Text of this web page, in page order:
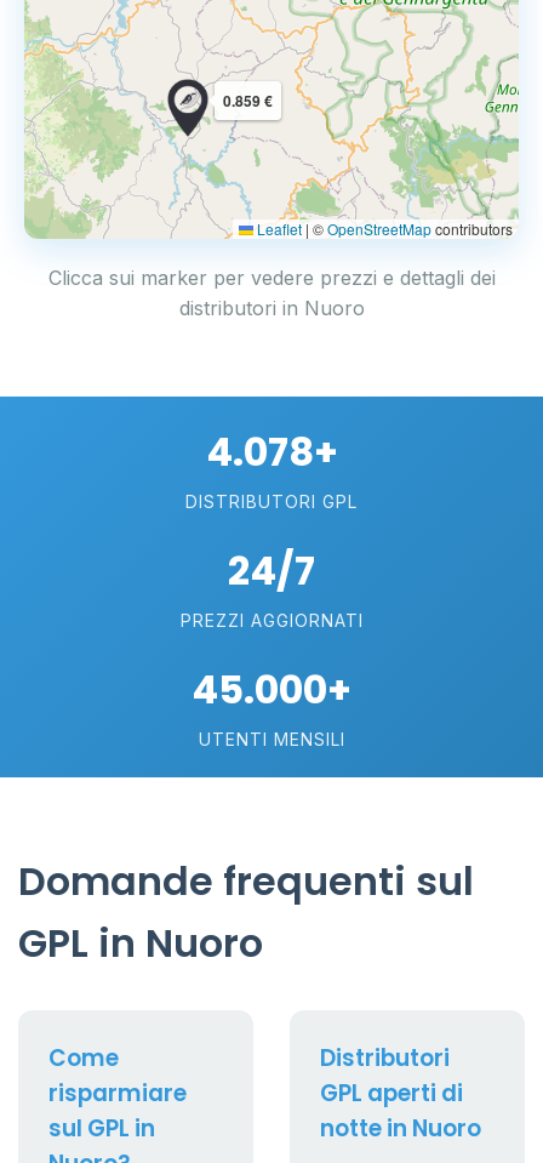
0.859 €
Leaflet | ©OpenStreetMapcontributors
Clicca sui marker per vedere prezzi e dettagli dei
distributori in Nuoro
4.078+
DISTRIBUTORI GPL
24/7
PREZZI AGGIORNATI
45.000+
UTENTI MENSILI
Domande frequenti sul
GPL in Nuoro
Come
risparmiare
sul GPL in
Distributori
GPL aperti di
notte in Nuoro